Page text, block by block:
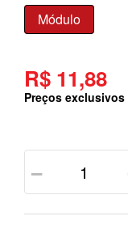
Módulo
R$ 11,88
Preços
－